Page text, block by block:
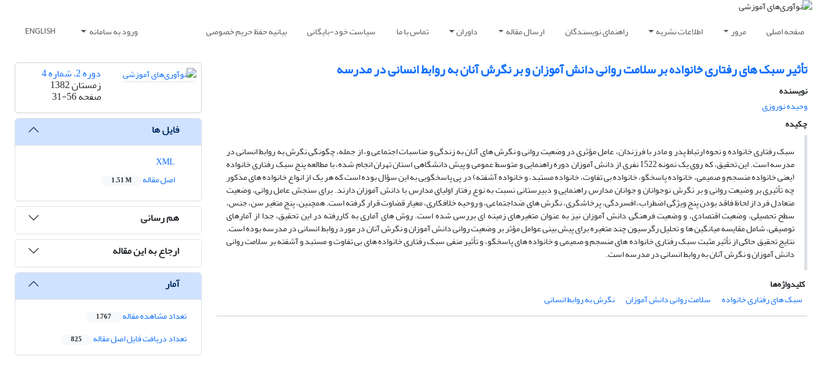
صفحه اصلی مرور اطلاعات نشریه راهنمای نویسندگان ارسال مقاله داوران تماس با ما سیاست خود-بایگانی بیانیه حفظ حریم خصوصی ورود به سامانه ENGLISH
تأثیر سبک های رفتاری خانواده بر سلامت روانی دانش آموزان و بر نگرش آنان به روابط انسانی در مدرسه
نویسنده
وحیده نوروزی
چکیده
سبک رفتاری خانواده و نحوه ارتباط پدر و مادر با فرزندان، عامل مؤثری در وضعیت روانی و نگرش های آنان به زندگی و مناسبات اجتماعی و، از جمله، چگونگی نگرش به روابط انسانی در
مدرسه است. این تحقیق، که روی یک نمونه 1522 نفری از دانش آموزان دوره راهنمایی و متوسط عمومی و پیش دانشگاهی استان تهران انجام شده، با مطالعه پنج سبک رفتاری خانواده
(یعنی خانواده منسجم و صمیمی، خانواده پاسخگو، خانواده بی تفاوت، خانواده مستبد، و خانواده آشفته) در پی پاسخگویی به این سؤال بوده است که هر یک از انواع خانواده های مذکور
چه تأثیری بر وضیعت روانی و بر نگرش نوجوانان و جوانان مدارس راهنمایی و دبیرستانی نسبت به نوع رفتار اولیای مدارس با دانش آموزان دارند. برای سنجش عامل روانی، وضعیت
متعادل فرد از لحاظ فاقد بودن پنج ویژگی اضطراب، افسردگی، پرخاشگری، نگرش های ضداجتماعی، و روحیه خلافکاری، معیار قضاوت قرار گرفته است. همچنین، پنج متغیر سن، جنس،
سطح تحصیلی، وضعیت اقتصادی، و وضعیت فرهنگی دانش آموزان نیز به عنوان متغیرهای زمینه ای بررسی شده است. روش های آماری به کاررفته در این تحقیق، جدا از آمارهای
توصیفی، شامل مقایسه میانگین ها و تحلیل رگرسیون چند متغیره برای پیش بینی عوامل مؤثر بر وضعیت روانی دانش آموزان و نگرش آنان در مورد روابط انسانی در مدرسه بوده است.
نتایج تحقیق حاکی از تأثیر مثبت سبک رفتاری خانواده های منسجم و صمیمی و خانواده های پاسخگو، و تأثیر منفی سبک رفتاری خانواده های بی تفاوت و مستبد و آشفته بر سلامت روانی
دانش آموزان و نگرش آنان به روابط انسانی در مدرسه است.
کلیدواژه‌ها
سبک های رفتاری خانواده
سلامت روانی دانش آموزان نگرش به روابط انسانی
دوره 2، شماره 4
زمستان 1382
صفحه31-56
فایل ها
اصل مقاله
1.51 M
هم رسانی
ارجاع به این مقاله
آمار
تعداد مشاهده مقاله 1,767
تعداد دریافت فایل اصل مقاله 825